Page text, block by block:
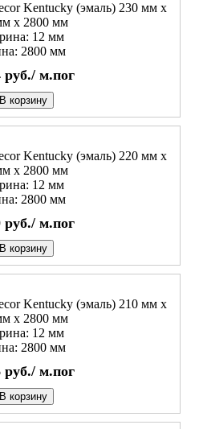
Kentucky (эмаль) 230 мм х
х 2800 мм
12 мм
2800 мм
руб./ м.пог
В корзину
Kentucky (эмаль) 220 мм х
х 2800 мм
12 мм
2800 мм
руб./ м.пог
В корзину
Kentucky (эмаль) 210 мм х
х 2800 мм
12 мм
2800 мм
руб./ м.пог
В корзину